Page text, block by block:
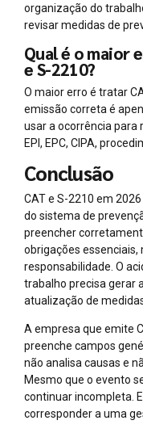
organização do
revisar medidas de
Qual é o maior
e S-2210?
O maior erro é tratar
emissão correta é
usar a ocorrência para
EPI, EPC, CIPA,
Conclusão
CAT e S-2210 em
do sistema de
preencher
obrigações essenciais,
responsabilidade. O
trabalho precisa gerar
atualização de
A empresa que emite
preenche campos
não analisa causas e
Mesmo que o evento
continuar incompleta.
corresponder a uma